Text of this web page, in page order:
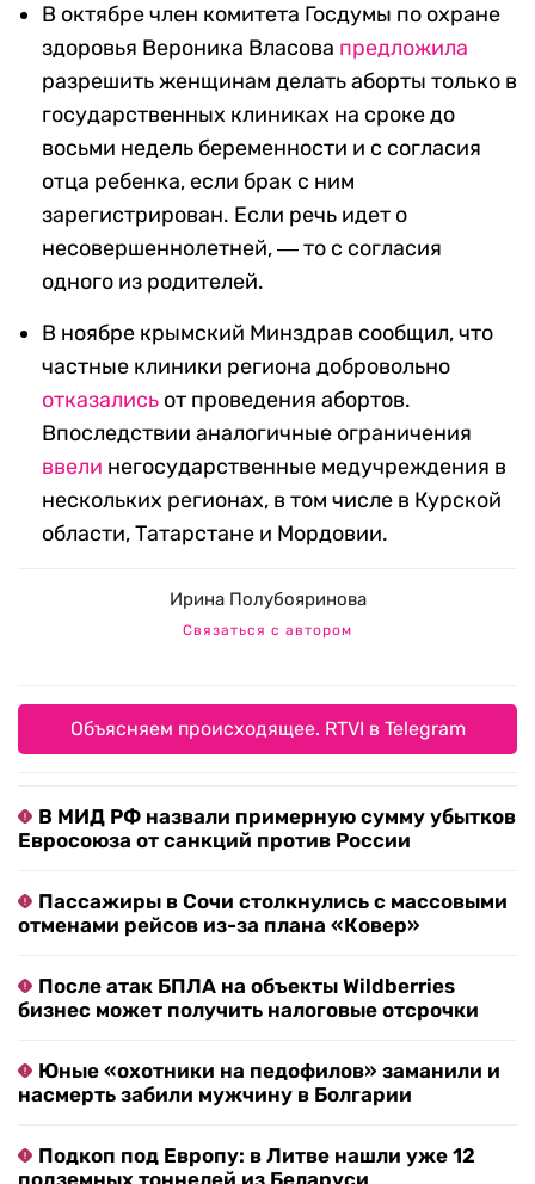
В октябре член комитета Госдумы по охране
здоровья Вероника Власова предложила
разрешить женщинам делать аборты только в
государственных клиниках на сроке до
восьми недель беременности и с согласия
отца ребенка, если брак с ним
зарегистрирован. Если речь идет о
несовершеннолетней, ― то с согласия
одного из родителей.
В ноябре крымский Минздрав сообщил, что
частные клиники региона добровольно
отказались от проведения абортов.
Впоследствии аналогичные ограничения
ввели негосударственные медучреждения в
нескольких регионах, в том числе в Курской
области, Татарстане и Мордовии.
Ирина Полубояринова
Связаться с автором
Объясняем происходящее. RTVI в Telegram
В МИД РФ назвали примерную сумму убытков
Евросоюза от санкций против России
Пассажиры в Сочи столкнулись с массовыми
отменами рейсов из-за плана «Ковер»
После атак БПЛА на объекты Wildberries
бизнес может получить налоговые отсрочки
Юные «охотники на педофилов» заманили и
насмерть забили мужчину в Болгарии
Подкоп под Европу: в Литве нашли уже 12